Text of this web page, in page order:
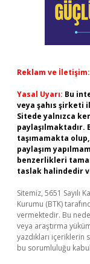
Reklam ve İletişim:
Yasal Uyarı: Bu
veya şahıs şirketi
Sitede yalnızca
taşımamakta
paylaşım
benzerlikleri
taslak halindedir
Sitemiz, 5651 Sayılı
Kurumu (BTK)
vermektedir. Bu
veya araştırma
yazdıkları
bu sorumluluğu